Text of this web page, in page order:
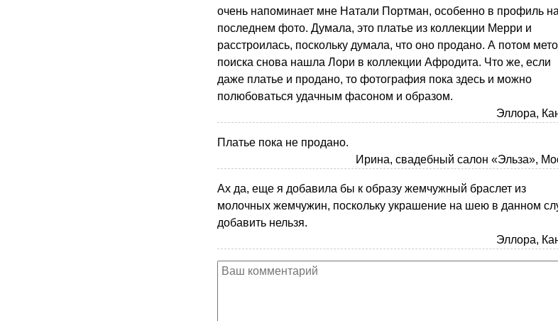
очень напоминает мне Натали Портман, особенно в профиль на
последнем фото. Думала, это платье из коллекции Мерри и
расстроилась, поскольку думала, что оно продано. А потом
поиска снова нашла Лори в коллекции Афродита. Что же, если
даже платье и продано, то фотография пока здесь и можно
полюбоваться удачным фасоном и образом.
Эллора,
Платье пока не продано.
Ирина, свадебный салон «Эльза»,
Ах да, еще я добавила бы к образу жемчужный браслет из
молочных жемчужин, поскольку украшение на шею в данном
добавить нельзя.
Эллора,